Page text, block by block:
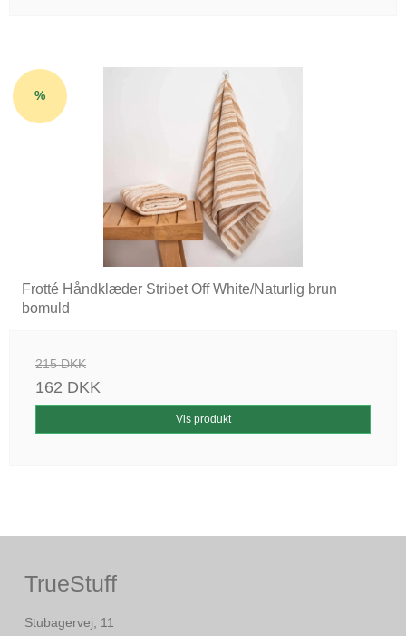
%
Frotté Håndklæder Stribet Off White/Naturlig brun
bomuld
215 DKK
162 DKK
Vis produkt
TrueStuff
Stubagervej, 11